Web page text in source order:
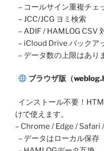
– コールサイン重複チェ
– JCC/JCG ヨミ検索
– ADIF / HAMLOG CSV
– iCloud Drive バ
– データ数の上限はあり
ブラウザ版（
インストール不要！
けで使えます。
– Chrome / Edge / Safari
– データはローカル保存